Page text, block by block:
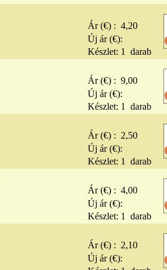
Ár (€) : 4,20
Új ár (€):
Készlet: 1 darab
Ár (€) : 9,00
Új ár (€):
Készlet: 1 darab
Ár (€) : 2,50
Új ár (€):
Készlet: 1 darab
Ár (€) : 4,00
Új ár (€):
Készlet: 1 darab
Ár (€) : 2,10
Új ár (€):